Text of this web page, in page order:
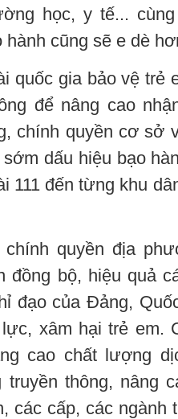
học, y tế...
cũng sẽ e dè
quốc gia bảo vệ trẻ
để nâng cao
chính quyền cơ sở
dấu hiệu bạo
111 đến từng khu
quyền địa
đồng bộ, hiệu quả
đạo của Đảng,
xâm hại trẻ em.
cao chất lượng
thông, nâng
các cấp, các ngành